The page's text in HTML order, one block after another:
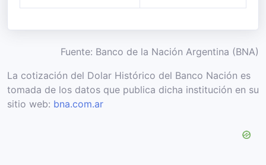
Fuente: Banco de la Nación Argentina (BNA)
La cotización del Dolar Histórico del Banco Nación es
tomada de los datos que publica dicha institución en su
sitio web: bna.com.ar